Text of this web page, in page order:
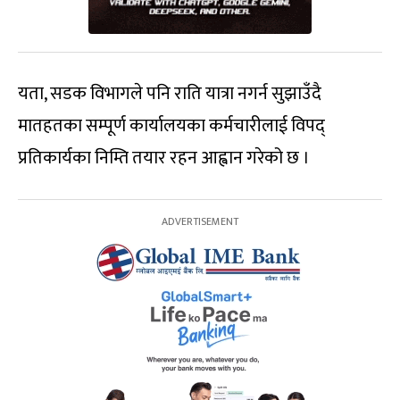
यता, सडक विभागले पनि राति यात्रा नगर्न सुझाउँदै
मातहतका सम्पूर्ण कार्यालयका कर्मचारीलाई विपद्
प्रतिकार्यका निम्ति तयार रहन आह्वान गरेको छ ।